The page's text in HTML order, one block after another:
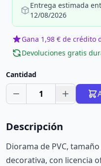
Entrega estimada
12/08/2026
Gana 1,98 € de crédito
Devoluciones gratis
Cantidad
1
Descripción
Diorama de PVC,
decorativa, con licencia